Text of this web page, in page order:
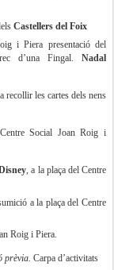
Castellers del Foix
i Piera presentació del
d’una Fingal.Nadal
recollir les cartes dels nens
Social Joan Roig i
, a la plaça del Centre
a la plaça del Centre
Roig i Piera.
prèvia. Carpa d’activitats